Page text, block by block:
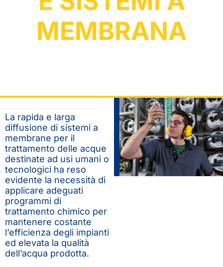
MEMBRANA
La rapida e larga
diffusione di sistemi a
membrane per il
trattamento delle acque
destinate ad usi umani o
tecnologici ha reso
evidente la necessità di
applicare adeguati
programmi di
trattamento chimico per
mantenere costante
l’efficienza degli impianti
ed elevata la qualità
dell’acqua prodotta.